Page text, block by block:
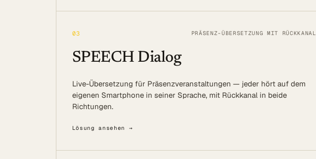
03 PRÄSENZ-ÜBERSETZUNG MIT RÜCKKANAL
SPEECH Dialog
Live-Übersetzung für Präsenzveranstaltungen — jeder hört auf dem
eigenen Smartphone in seiner Sprache, mit Rückkanal in beide
Richtungen.
Lösung ansehen →